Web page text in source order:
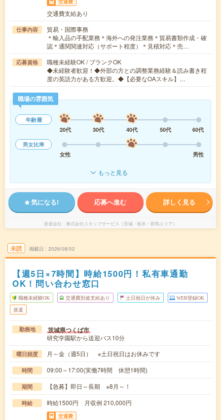
交通費
交通費支給あり
仕事内容
貿易・国際事務
＊輸入品の手配業務＊海外への発注業務＊貿易書類作成・確
認＊通関関連対応（サポート程度）＊見積対応＊売…
応募資格
職種未経験OK / ブランクOK
◆未経験者歓迎！◆外部の方との調整業務経験＆読み書き程
度の英語力がある方歓迎。◆【必要なOAスキル】…
職場の雰囲気
年齢層
20代
30代 40代 50代
60代
男女比率
女性
男性
もっと見る
気になる! 応募へ進む 詳しく見る
派遣会社 株式会社スタッフサービス（茨城・栃木・群馬エリア）
未読 掲載日 2026/08/02
【週5日×7時間】時給1500円！私有車通勤
OK！問い合わせ窓口
職種未経験OK 交通費別途支給あり 土日祝日が休み WEB登録OK
派遣
勤務地 茨城県つくば市
研究学園駅から送迎バス10分
曜日頻度 月～金（週5日） ※土日祝日はお休みです
時間 09:00～17:00(実働7時間 休憩1時間)
期間 【急募】即日～長期 ※8月～！
時給 時給1500円 月収例 210,000円
交通費